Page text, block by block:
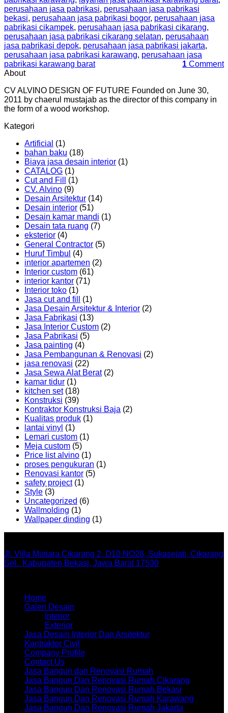
perusahaan jasa pabrikasi, perusahaan jasa pabrikasi
bekasi, perusahaan jasa pabrikasi bogor, perusahaan jasa
pabrikasi cikampek, perusahaan jasa pabrikasi cikarang,
perusahaan jasa pabrikasi cikarang selatan, perusahaan
jasa pabrikasi depok, perusahaan jasa pabrikasi jakarta,
perusahaan jasa pabrikasi karawang, perusahaan jasa
pabrikasi karawang barat
1 Comment
About
CV ALVINO DESIGN OF FUTURE Founded on June 30,
2011 by chaerul mustajab as the director of this company in
the form of a wood workshop.
Kategori
Artificial (1)
bahan baku (18)
Biaya jasa desain interior (1)
CATALOG (1)
Cut and Fill
(1)
CV. Alvino (9)
Desain Arsitektur (14)
Desain interior (51)
Desain kamar mandi (1)
Desain tata ruang (7)
eksterior (4)
General Contractor (5)
Huruf Timbul (4)
interior apartemen (2)
Interior custom (61)
interior kantor (71)
Interior toko (1)
Jasa cut and fill
(1)
Jasa Desain Arsitektur & Interior (2)
Jasa Fabrikasi (13)
Jasa Interior Custom (2)
Jasa Pabrikasi (5)
Jasa painting (4)
Jasa Pembangunan & Renovasi (2)
jasa renovasi (22)
Jasa Sewa Alat Berat(2)
kamar tidur (1)
kitchen set(18)
Konstruksi (39)
Kontraktor Konstruksi Baja (2)
Kualitas produk (1)
lantai vinyl (1)
Lemari custom (1)
Meja custom (5)
Price list alvino (1)
proses pengukuran (1)
Renovasi kantor (5)
safety project(1)
Style (3)
Uncategorized (6)
Wallmolding (1)
Wallpaper dinding (1)
Jl. Villa Mutiara Cikarang 2, D10 NO28, Sukasejati, Cikarang
Sel., Kabupaten Bekasi, Jawa Barat 17530
Home
Galeri Desain
Interior
Exterior
Jasa Desain Interior Dan Arsitektur
Kontraktor Civil
Company Profile
Contact Us
Jasa Bangun dan Renovasi Rumah
Jasa Bangun Dan Renovasi Rumah Cikarang
Jasa Bangun Dan Renovasi Rumah Bekasi
Jasa Bangun Dan Renovasi Rumah Karawang
Jasa Bangun Dan Renovasi Rumah Jakarta